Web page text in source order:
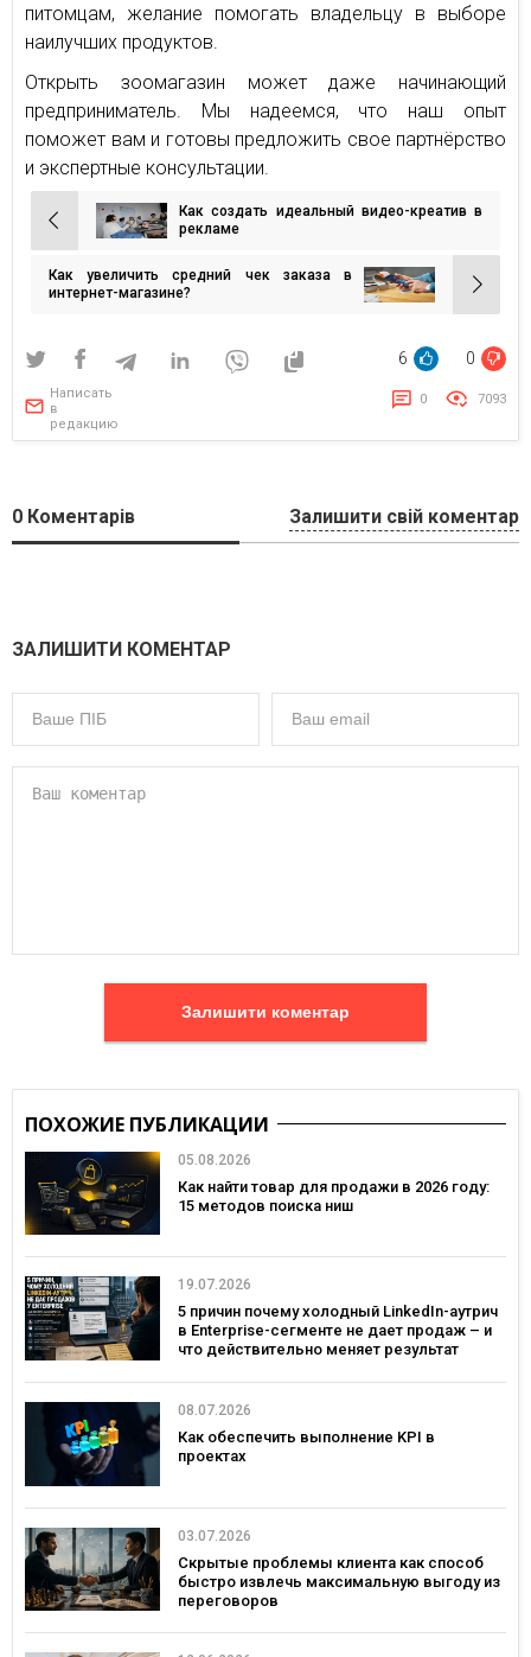
питомцам, желание помогать владельцу в выборе
наилучших продуктов.
Открыть зоомагазин может даже начинающий
предприниматель. Мы надеемся, что наш опыт
поможет вам и готовы предложить свое партнёрство
и экспертные консультации.
Навигация
по
записям
Как создать идеальный видео-креатив в
рекламе
Как увеличить средний чек заказа в
интернет-магазине?
6 0
Написать
в
редакцию
0 7093
0 Коментарів Залишити свій коментар
ЗАЛИШИТИ КОМЕНТАР
Залишити коментар
ПОХОЖИЕ ПУБЛИКАЦИИ
05.08.2026
Как найти товар для продажи в 2026 году:
15 методов поиска ниш
19.07.2026
5 причин почему холодный LinkedIn-аутрич
в Enterprise-сегменте не дает продаж – и
что действительно меняет результат
08.07.2026
Как обеспечить выполнение KPI в
проектах
03.07.2026
Скрытые проблемы клиента как способ
быстро извлечь максимальную выгоду из
переговоров